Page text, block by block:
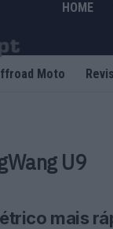
HOME
Moto
U9
mais